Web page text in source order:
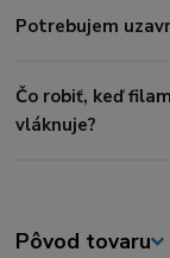
Potrebujem
Čo robiť, keď
vláknuje?
Pôvod tovaru